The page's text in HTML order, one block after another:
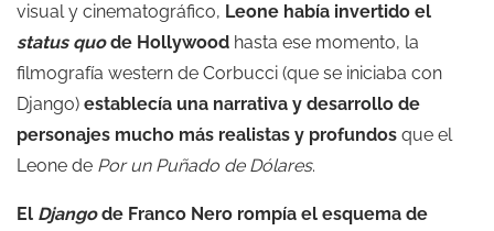
visual y cinematográfico, Leone había invertido el
status quode Hollywood hasta ese momento, la
filmografía western de Corbucci (que se iniciaba con
Django) establecía una narrativa y desarrollo de
personajes mucho más realistas y profundos que el
Leone de Por un Puñado de Dólares.
El Djangode Franco Nero rompía el esquema de